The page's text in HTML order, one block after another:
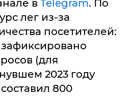
в Telegram. По
лег из-за
посетителей:
(для
2023 году
800